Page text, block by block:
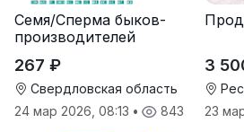
Семя/Сперма быков-
производителей
267 ₽
Свердловская область
24 мар 2026, 08:13 • 843
3
23